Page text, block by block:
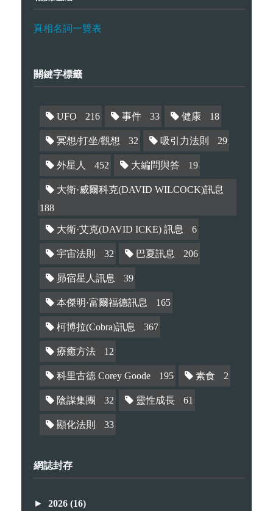
真相名詞一覽表
關鍵字標籤
UFO 216 事件 33 健康 18
冥想/打坐/觀想 32 吸引力法則 29
外星人 452 大編問與答 19
大衛·威爾科克(DAVID WILCOCK)訊息
188
大衛·艾克(DAVID ICKE) 訊息 6
宇宙法則 32 巴夏訊息 206
昴宿星人訊息 39
本傑明·富爾福德訊息 165
柯博拉(Cobra)訊息 367
療癒方法 12
科里古德 Corey Goode 195 素食 2
陰謀集團 32 靈性成長 61
顯化法則 33
網誌封存
► 2026 (16)